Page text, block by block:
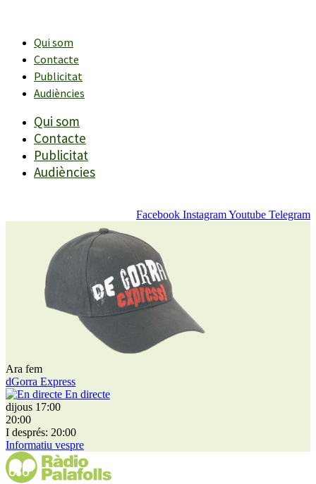
contingutQui som
Contacte
Publicitat
Audiències
Qui som
Contacte
Publicitat
Audiències
Facebook InstagramYoutube Telegram
Ara fem
dGorra Express
En directe
dijous 17:00
20:00
I després: 20:00
Informatiu vespre